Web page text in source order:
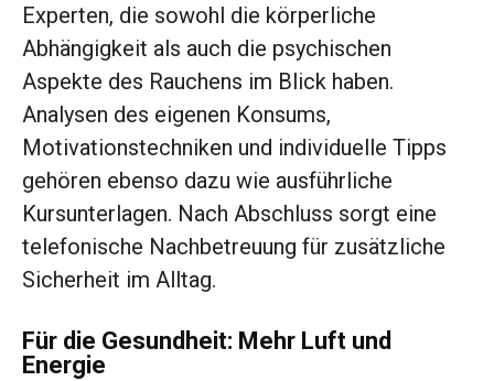
Experten, die sowohl die körperliche
Abhängigkeit als auch die psychischen
Aspekte des Rauchens im Blick haben.
Analysen des eigenen Konsums,
Motivationstechniken und individuelle Tipps
gehören ebenso dazu wie ausführliche
Kursunterlagen. Nach Abschluss sorgt eine
telefonische Nachbetreuung für zusätzliche
Sicherheit im Alltag.
Für die Gesundheit: Mehr Luft und
Energie